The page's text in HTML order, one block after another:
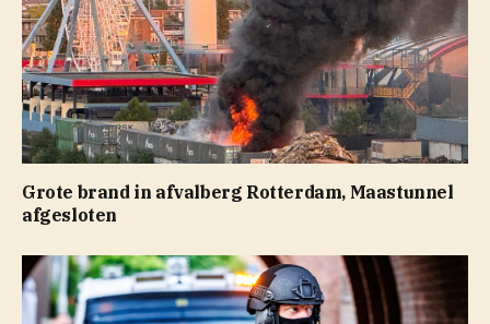
Grote brand in afvalberg Rotterdam, Maastunnel
afgesloten